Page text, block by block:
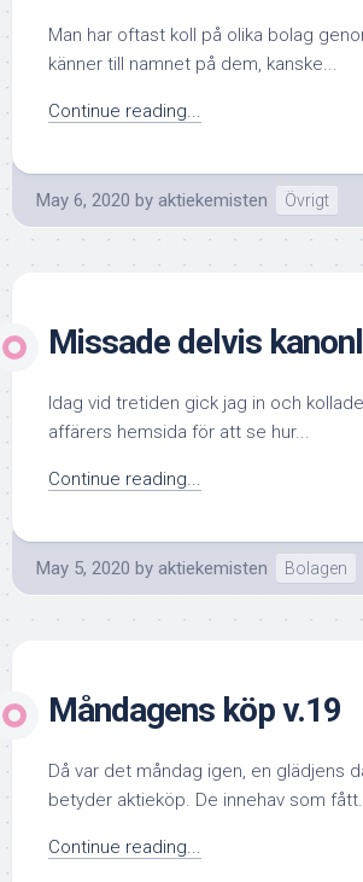
Man har oftast koll på olika bolag
känner till namnet på dem, kanske...
Continue reading...
May 6, 2020 by aktiekemisten Övrigt
Missade delvis
Idag vid tretiden gick jag in och
affärers hemsida för att se hur...
Continue reading...
May 5, 2020 by aktiekemisten Bolagen
Måndagens köp v.19
Då var det måndag igen, en glädjens
betyder aktieköp. De innehav som
Continue reading...